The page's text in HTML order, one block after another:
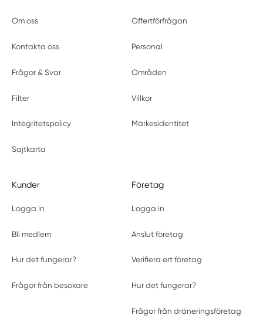
Om oss Offertförfrågan
Kontakta oss Personal
Frågor & Svar Områden
Filter Villkor
Integritetspolicy Märkesidentitet
Sajtkarta
Kunder
Logga in
Bli medlem
Hur det fungerar?
Frågor från besökare
Företag
Logga in
Anslut företag
Verifiera ert företag
Hur det fungerar?
Frågor från dräneringsföretag